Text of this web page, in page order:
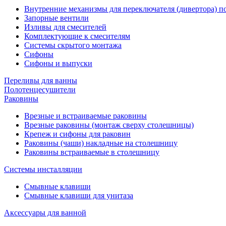
Внутренние механизмы для переключателя (дивертора)
Запорные вентили
Изливы для смесителей
Комплектующие к смесителям
Системы скрытого монтажа
Сифоны
Сифоны и выпуски
Переливы для ванны
Полотенцесушители
Раковины
Врезные и встраиваемые раковины
Врезные раковины (монтаж сверху столешницы)
Крепеж и сифоны для раковин
Раковины (чаши) накладные на столешницу
Раковины встраиваемые в столешницу
Системы инсталляции
Смывные клавиши
Смывные клавиши для унитаза
Аксессуары для ванной